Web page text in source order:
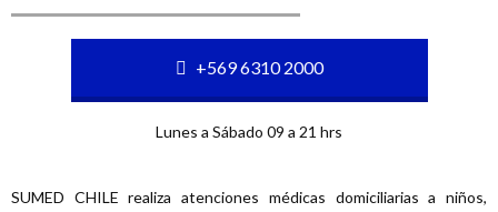
+569 6310 2000
Lunes a Sábado 09 a 21 hrs
SUMED CHILE realiza atenciones médicas domiciliarias a niños,